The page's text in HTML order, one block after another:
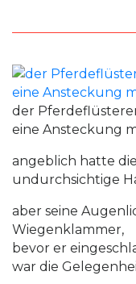
der
eine Ansteckung
angeblich hatte
undurchsichtige
aber seine
Wiegenklammer,
bevor er
war die